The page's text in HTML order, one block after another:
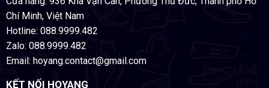
Chí Minh, Việt Nam
Hotline: 088.9999.482
Zalo: 088.9999.482
Email: hoyang.contact@gmail.com
KẾT NỐI HOYANG